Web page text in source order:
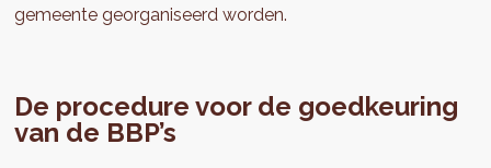
gemeente georganiseerd worden.
De procedure voor de goedkeuring
van de BBP’s